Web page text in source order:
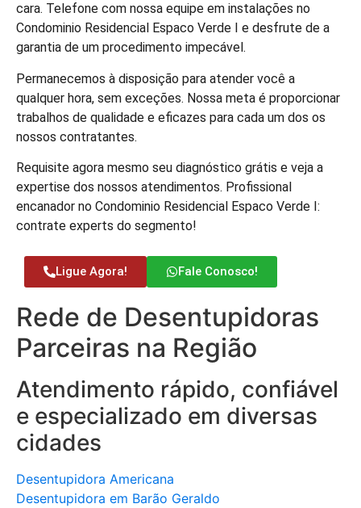
cara. Telefone com nossa equipe em instalações no
Condominio Residencial Espaco Verde I e desfrute de a
garantia de um procedimento impecável.
Permanecemos à disposição para atender você a
qualquer hora, sem exceções. Nossa meta é proporcionar
trabalhos de qualidade e eficazes para cada um dos os
nossos contratantes.
Requisite agora mesmo seu diagnóstico grátis e veja a
expertise dos nossos atendimentos. Profissional
encanador no Condominio Residencial Espaco Verde I:
contrate experts do segmento!
Ligue Agora! Fale Conosco!
Rede de Desentupidoras
Parceiras na Região
Atendimento rápido, confiável
e especializado em diversas
cidades
Desentupidora Americana
Desentupidora em Barão Geraldo